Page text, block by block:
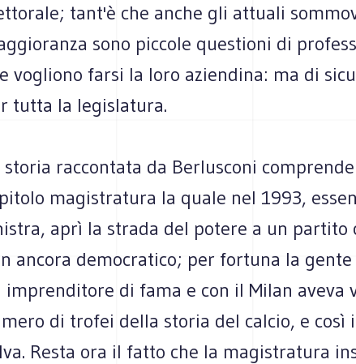
tant'è che anche gli attuali
sono piccole questioni di
vogliono farsi la loro aziendina: ma di
tutta la legislatura.
storia raccontata da Berlusconi
magistratura la quale nel 1993,
aprì la strada del potere a un partito
ancora democratico; per fortuna la
imprenditore di fama e con il Milan aveva
di trofei della storia del calcio, e così
Resta ora il fatto che la magistratura